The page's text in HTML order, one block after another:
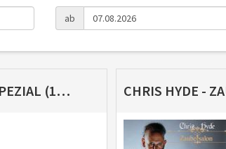
ab
CHRIS HYDE SOMMERSPEZIAL (16.08.2026)